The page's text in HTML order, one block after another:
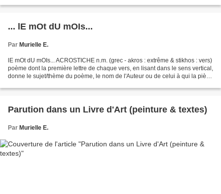
... lE mOt dU mOIs...
Par Murielle E.
lE mOt dU mOIs... ACROSTICHE n.m. (grec - akros : extrême & stikhos : vers)
poème dont la première lettre de chaque vers, en lisant dans le sens vertical,
donne le sujet/thème du poème, le nom de l'Auteur ou de celui à qui la pièce
Parution dans un Livre d'Art (peinture & textes)
Par Murielle E.